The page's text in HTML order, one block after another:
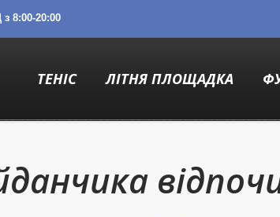
8:00-20:00
ТЕНІС ЛІТНЯ ПЛОЩАДКА